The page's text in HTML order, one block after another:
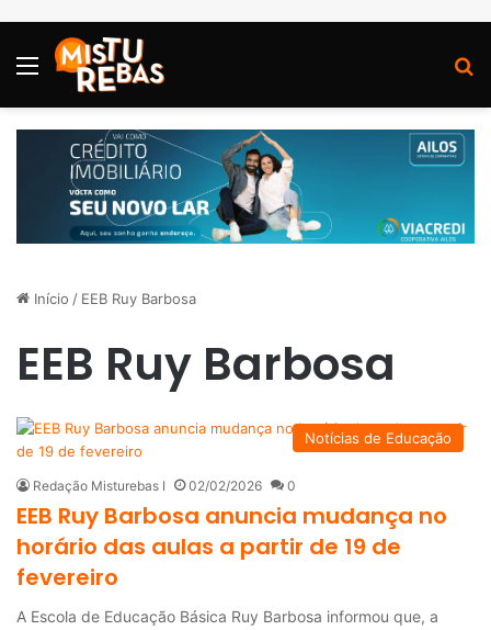
Menu
Início / EEB Ruy Barbosa
EEB Ruy Barbosa
Notícias de Educação
Redação Misturebas I 02/02/2026 0
EEB Ruy Barbosa anuncia mudança no
horário das aulas a partir de 19 de
fevereiro
A Escola de Educação Básica Ruy Barbosa informou que, a